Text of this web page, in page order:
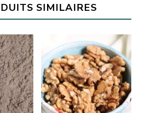
SIMILAIRES